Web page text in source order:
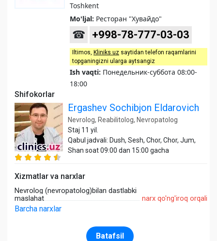
Toshkent
Mo'ljal: Ресторан "Хувайдо"
☎ +998-78-777-03-03
Iltimos, Kliniks uz saytidan telefon raqamlarini
topganingizni ularga aytsangiz
Ish vaqti: Понедельник-суббота 08:00-
18:00
Shifokorlar
Ergashev Sochibjon Eldarovich
Nevrolog, Reabilitolog, Nevropatolog
Staj 11 yil.
Qabul jadvali: Dush, Sesh, Chor, Chor, Jum,
Shan soat 09:00 dan 15:00 gacha
Xizmatlar va narxlar
Nevrolog (nevropatolog)bilan dastlabki
maslahat
narx qo'ng'iroq orqali
Barcha narxlar
Batafsil